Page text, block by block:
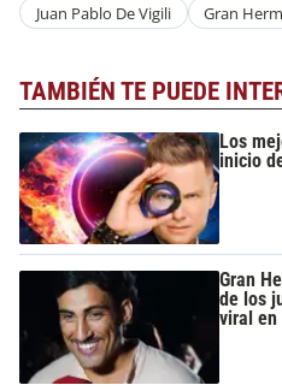
Juan Pablo De Vigili Gran
TAMBIÉN TE PUEDE
Los
inicio
Gran
de los
viral en